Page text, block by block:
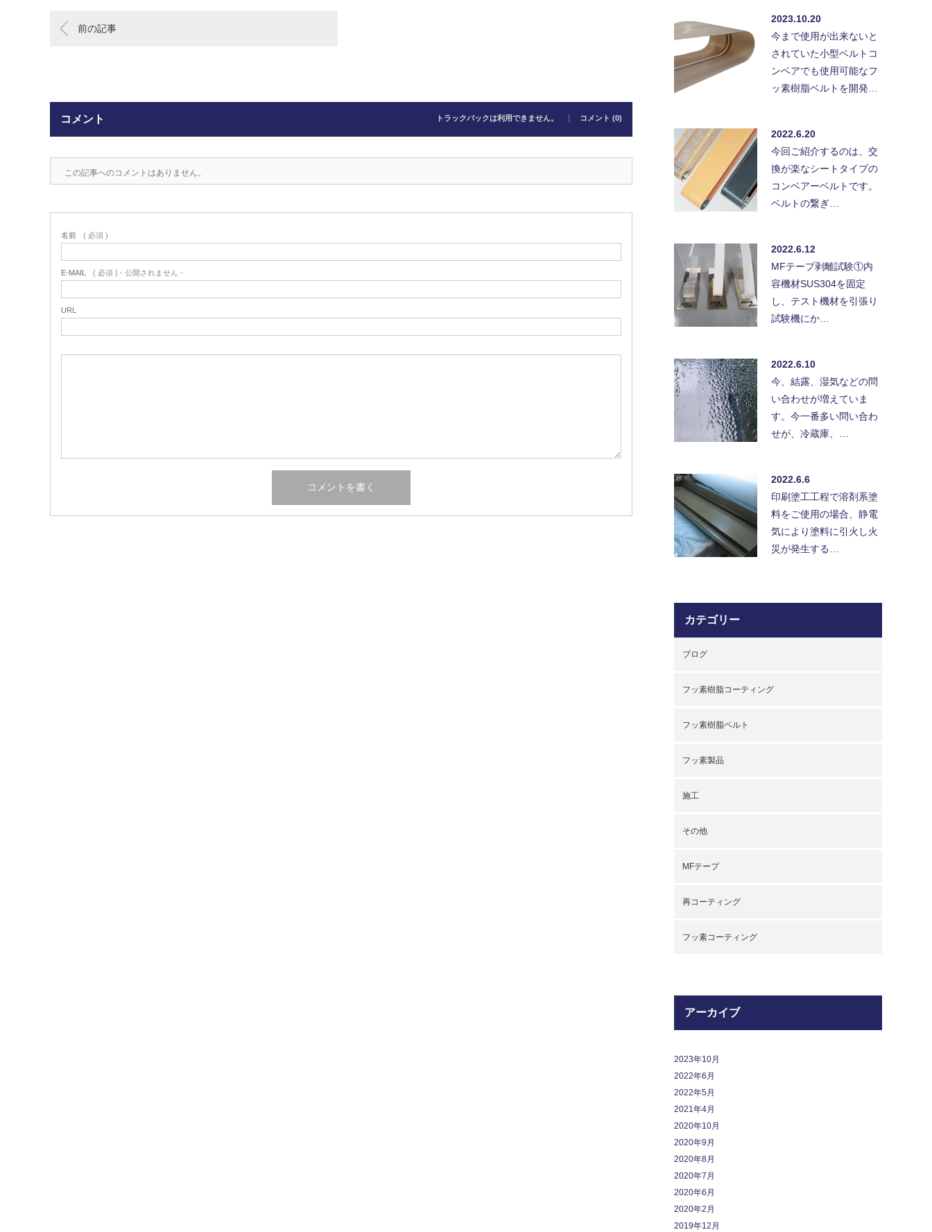
前の記事
コメント トラックバックは利用できません。 コメント (0)
この記事へのコメントはありません。
名前 ( 必須 )
E-MAIL ( 必須 ) - 公開されません -
URL
2023.10.20
今まで使用が出来ないと
されていた小型ベルトコ
ンベアでも使用可能なフ
ッ素樹脂ベルトを開発…
2022.6.20
今回ご紹介するのは、交
換が楽なシートタイプの
コンベアーベルトです。
ベルトの繋ぎ…
2022.6.12
MFテープ剥離試験①内
容機材SUS304を固定
し、テスト機材を引張り
試験機にか…
2022.6.10
今、結露、湿気などの問
い合わせが増えていま
す。今一番多い問い合わ
せが、冷蔵庫、…
2022.6.6
印刷塗工工程で溶剤系塗
料をご使用の場合、静電
気により塗料に引火し火
災が発生する…
カテゴリー
ブログ
フッ素樹脂コーティング
フッ素樹脂ベルト
フッ素製品
施工
その他
MFテープ
再コーティング
フッ素コーティング
アーカイブ
2023年10月
2022年6月
2022年5月
2021年4月
2020年10月
2020年9月
2020年8月
2020年7月
2020年6月
2020年2月
2019年12月